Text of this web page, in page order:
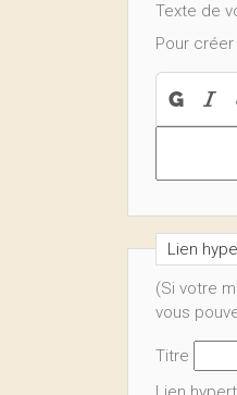
Texte de
Pour
Lien
(Si votre
vous
Titre